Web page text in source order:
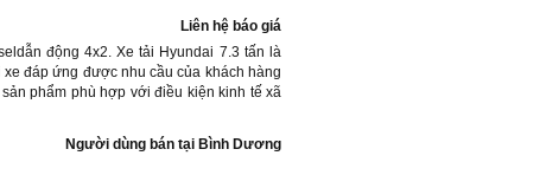
Liên hệ báo giá
động 4x2. Xe tải Hyundai 7.3 tấn là
đáp ứng được nhu cầu của khách hàng
phẩm phù hợp với điều kiện kinh tế xã
Người dùng bán tại Bình Dương